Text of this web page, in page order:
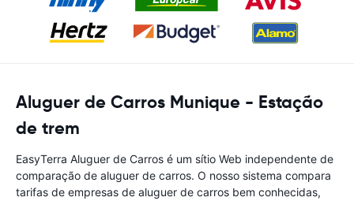
Aluguer de Carros Munique - Estação
de trem
EasyTerra Aluguer de Carros é um sítio Web independente de
comparação de aluguer de carros. O nosso sistema compara
tarifas de empresas de aluguer de carros bem conhecidas,